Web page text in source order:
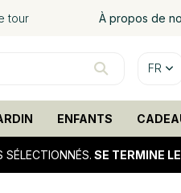
tour À propos de
FR
ENFANTS
SÉLECTIONNÉS. SE TERMINE